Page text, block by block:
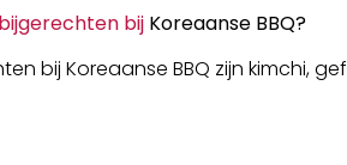
bij Koreaanse BBQ?
bij Koreaanse BBQ zijn kimchi,